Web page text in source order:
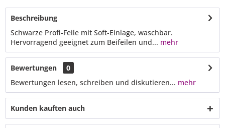
Beschreibung
Schwarze Profi-Feile mit Soft-Einlage, waschbar.
Hervorragend geeignet zum Beifeilen und... mehr
Bewertungen
0
Bewertungen lesen, schreiben und diskutieren... mehr
Kunden kauften auch